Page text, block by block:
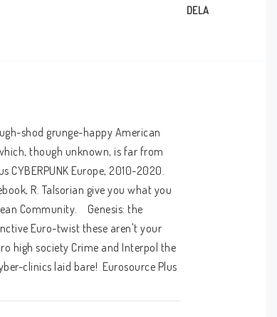
DELA
shod grunge-happy American
though unknown, is far from
CYBERPUNK Europe, 2010-2020.
R. Talsorian give you what you
Community.    Genesis: the
Euro-twist these aren't your
high society Crime and Interpol the
clinics laid bare!  Eurosource Plus